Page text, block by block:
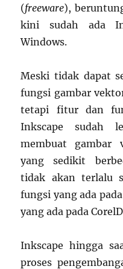
(freeware),
kini sudah ada
Windows.
Meski tidak dapat
fungsi gambar
tetapi fitur dan
Inkscape sudah
membuat gambar
yang sedikit
tidak akan terlalu
fungsi yang ada
yang ada pada
Inkscape hingga
proses